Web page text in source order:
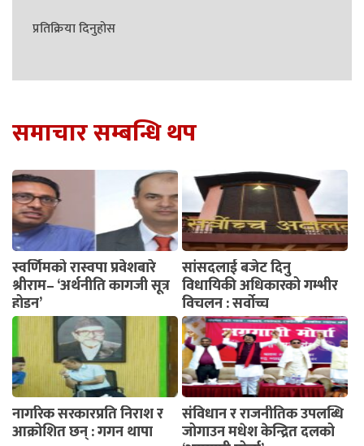
प्रतिक्रिया दिनुहोस
समाचार सम्बन्धि थप
स्वर्णिमको रास्वपा प्रवेशबारे
श्रीराम– ‘अर्थनीति कागजी सूत्र
होइन’
सांसदलाई बजेट दिनु
विधायिकी अधिकारको गम्भीर
विचलन : सर्वोच्च
नागरिक सरकारप्रति निराश र
आक्रोशित छन् : गगन थापा
संविधान र राजनीतिक उपलब्धि
जोगाउन मधेश केन्द्रित दलको